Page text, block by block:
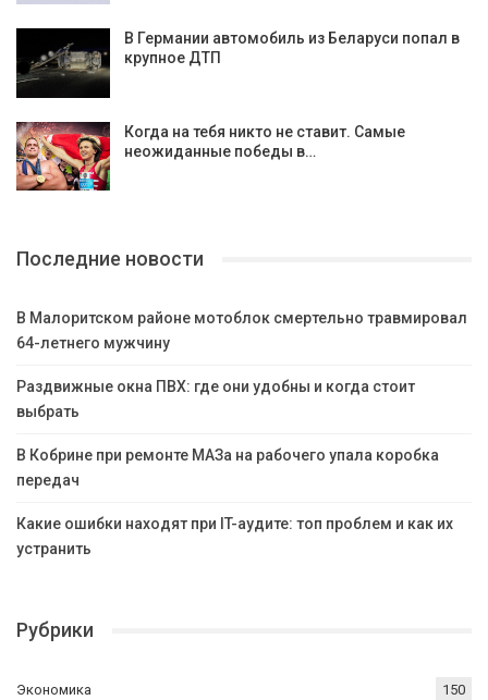
В Германии автомобиль из Беларуси попал в
крупное ДТП
Когда на тебя никто не ставит. Самые
неожиданные победы в…
Последние новости
В Малоритском районе мотоблок смертельно травмировал
64-летнего мужчину
Раздвижные окна ПВХ: где они удобны и когда стоит
выбрать
В Кобрине при ремонте МАЗа на рабочего упала коробка
передач
Какие ошибки находят при IT-аудите: топ проблем и как их
устранить
Рубрики
Экономика 150